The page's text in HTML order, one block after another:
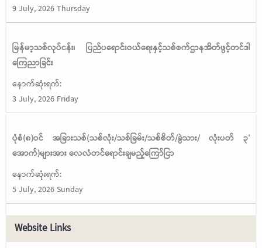
9 July, 2026 Thursday
မြန်မာ့သစ်လုပ်ငန်း၊ ပြည်ပရောင်းဝယ်ရေးနှင့်သစ်စက်ဌာနအိတ်ဖွင့်တင်ဒါ
ကြေညာခြင်း
နောက်ဆုံးရက်:
3 July, 2026 Friday
ပုံစံ(၈)ဝင် အခြားသစ်(သစ်လုံး/သစ်ခြမ်း/သစ်စိတ်/ခွဲသား/ လုံးပတ် ၃’
အောက်)များအား လေလံတင်ရောင်းချမည့်ကြော်ငြာ
နောက်ဆုံးရက်:
5 July, 2026 Sunday
Website Links